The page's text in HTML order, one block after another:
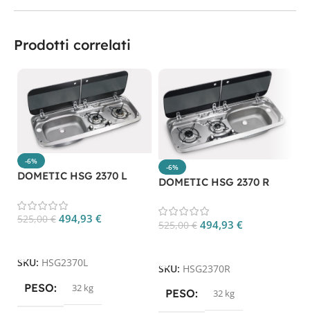
Prodotti correlati
-6%
DOMETIC HSG 2370 L
525,00€ 494,93 €
SKU: HSG2370L
PESO 32 kg
-6%
DOMETIC HSG 2370 R
525,00€ 494,93 €
SKU: HSG2370R
PESO 32 kg